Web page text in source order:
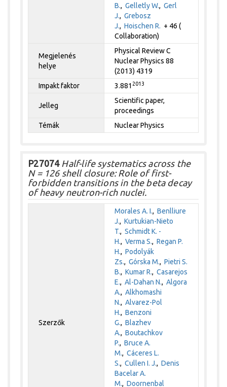
B.,Gelletly W.,Gerl
J.,Grebosz
J.,Hoischen R. + 46 (
Collaboration)
Megjelenés
helye
Physical Review C
Nuclear Physics 88
(2013) 4319
Impakt faktor
3.881 2013
Jelleg
Scientific paper,
proceedings
Témák
Nuclear Physics
P27074Half-life systematics across the
N = 126 shell closure: Role of first-
forbidden transitions in the beta decay
of heavy neutron-rich nuclei.
Szerzők
Morales A. I.,Benlliure
J.,Kurtukian-Nieto
T.,Schmidt K. -
H.,Verma S.,Regan P.
H.,Podolyák
Zs.,Górska M.,Pietri S.
B.,Kumar R.,Casarejos
E.,Al-Dahan N.,Algora
A.,Alkhomashi
N.,Alvarez-Pol
H.,Benzoni
G.,Blazhev
A.,Boutachkov
P.,Bruce A.
M.,Cáceres L.
S.,Cullen I. J.,Denis
Bacelar A.
M.,Doornenbal